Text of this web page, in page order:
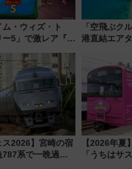
ム・ウィズ・ト
5」で激レア『ロ
も徹底解説
「空飛ぶク
港直結エア
ス2026】宮崎の宿
系で一晩過ご
【2026年夏
「うちはサ